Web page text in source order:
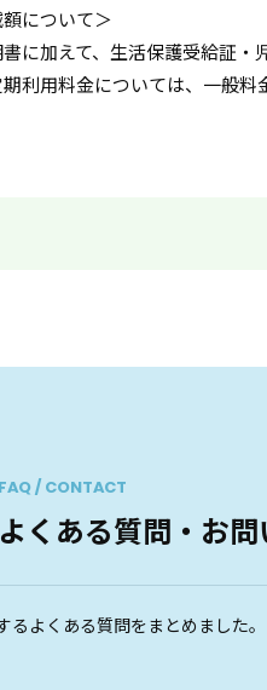
について＞
に加えて、生活保護受給証
利用料金については、一般料
FAQ / CONTACT
よくある質問・お
るよくある質問をまとめました。